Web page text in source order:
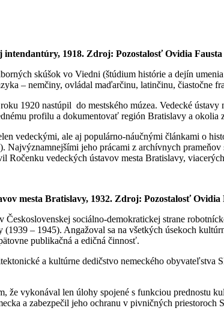
intendantúry, 1918. Zdroj: Pozostalosť Ovidia
skúšok vo Viedni (štúdium histórie a dejín
– nemčiny, ovládal maďarčinu, latinčinu, čiastočne
1920 nastúpil do mestského múzea. Vedecké
profilu a dokumentovať región Bratislavy a okolia
vedeckými, ale aj populárno-náučnými článkami o
jeho prácami z archívnych
vedeckých ústavov mesta Bratislavy,
mesta Bratislavy, 1932. Zdroj: Pozostalosť
sociálno-demokratickej strane
– 1945). Angažoval sa na všetkých úsekoch
publikačná a edičná činnosť.
a kultúrne dedičstvo nemeckého obyvateľstva
vykonával len úlohy spojené s funkciou prednostu
a zabezpečil jeho ochranu v pivničných priestoroch